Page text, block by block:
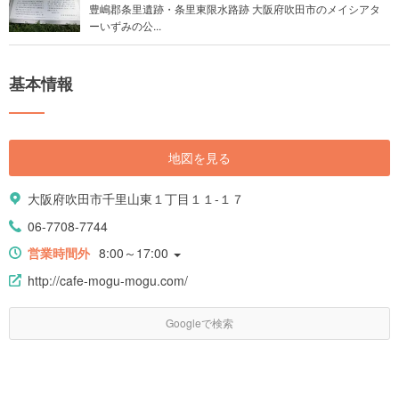
豊嶋郡条里遺跡・条里東限水路跡 大阪府吹田市のメイシアタ
ーいずみの公...
基本情報
地図を見る
大阪府吹田市千里山東１丁目１１-１７
06-7708-7744
営業時間外 8:00～17:00
http://cafe-mogu-mogu.com/
Googleで検索